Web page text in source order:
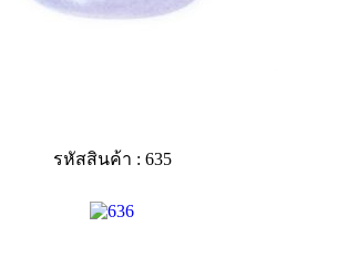
รหัสสินค้า : 635